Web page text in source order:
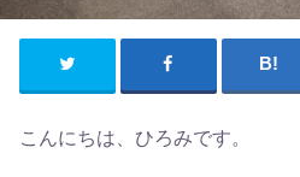
こんにちは、ひろみです。